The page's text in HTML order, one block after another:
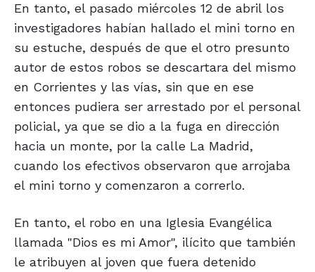
En tanto, el pasado miércoles 12 de abril los
investigadores habían hallado el mini torno en
su estuche, después de que el otro presunto
autor de estos robos se descartara del mismo
en Corrientes y las vías, sin que en ese
entonces pudiera ser arrestado por el personal
policial, ya que se dio a la fuga en dirección
hacia un monte, por la calle La Madrid,
cuando los efectivos observaron que arrojaba
el mini torno y comenzaron a correrlo.
En tanto, el robo en una Iglesia Evangélica
llamada "Dios es mi Amor", ilícito que también
le atribuyen al joven que fuera detenido